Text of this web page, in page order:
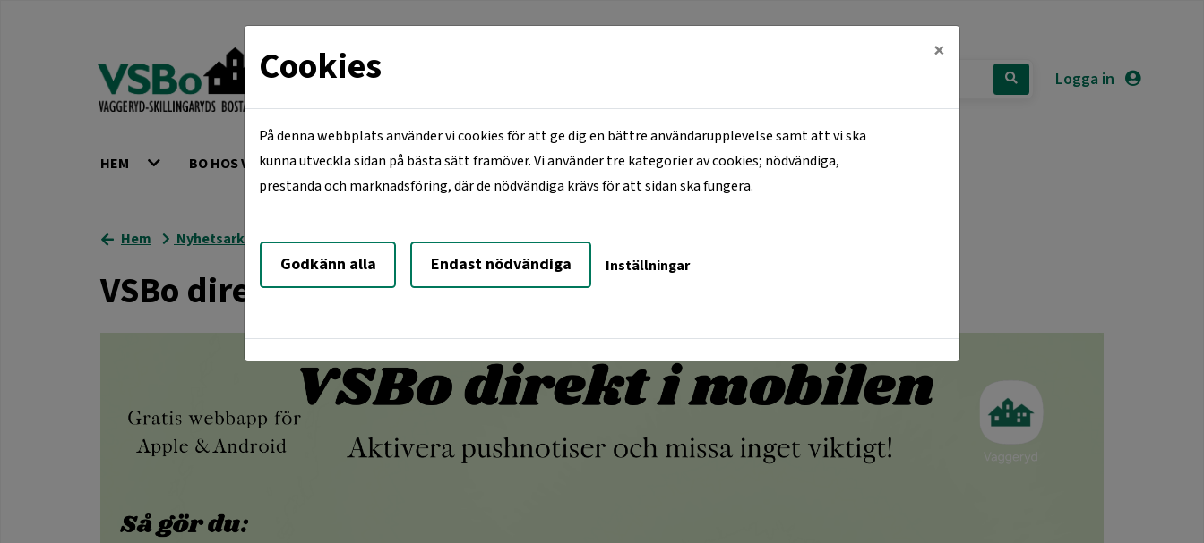
Logga in
HEM BO HOS VSBO VÅRA ORTER LEDIGT JUST NU MINA SIDOR KONTAKTA OSS
Hem Nyhetsarkiv VSBo direkt i mobilen
VSBo direkt i mobilen
Cookies ×
På denna webbplats använder vi cookies för att ge dig en bättre användarupplevelse samt att vi ska
kunna utveckla sidan på bästa sätt framöver. Vi använder tre kategorier av cookies; nödvändiga,
prestanda och marknadsföring, där de nödvändiga krävs för att sidan ska fungera.
Godkänn alla Endast nödvändiga Inställningar